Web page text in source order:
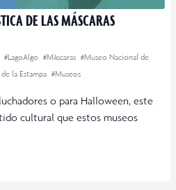
DE LAS MÁSCARAS
#LagoAlgo #Máscaras #Museo Nacional de
la Estampa #Museos
o para Halloween, este
cultural que estos museos